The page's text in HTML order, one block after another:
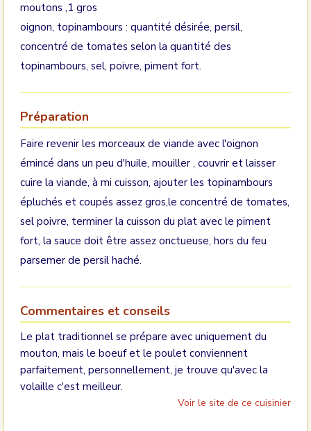
moutons ,1 gros
oignon, topinambours : quantité désirée, persil,
concentré de tomates selon la quantité des
topinambours, sel, poivre, piment fort.
Préparation
Faire revenir les morceaux de viande avec l'oignon
émincé dans un peu d'huile, mouiller , couvrir et laisser
cuire la viande, à mi cuisson, ajouter les topinambours
épluchés et coupés assez gros,le concentré de tomates,
sel poivre, terminer la cuisson du plat avec le piment
fort, la sauce doit être assez onctueuse, hors du feu
parsemer de persil haché.
Commentaires et conseils
Le plat traditionnel se prépare avec uniquement du
mouton, mais le boeuf et le poulet conviennent
parfaitement, personnellement, je trouve qu'avec la
volaille c'est meilleur.
Voir le site de ce cuisinier